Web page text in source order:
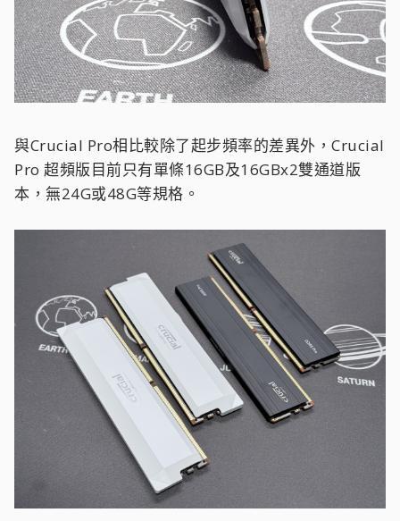
與Crucial Pro相比較除了起步頻率的差異外，Crucial
Pro 超頻版目前只有單條16GB及16GBx2雙通道版
本，無24G或48G等規格。